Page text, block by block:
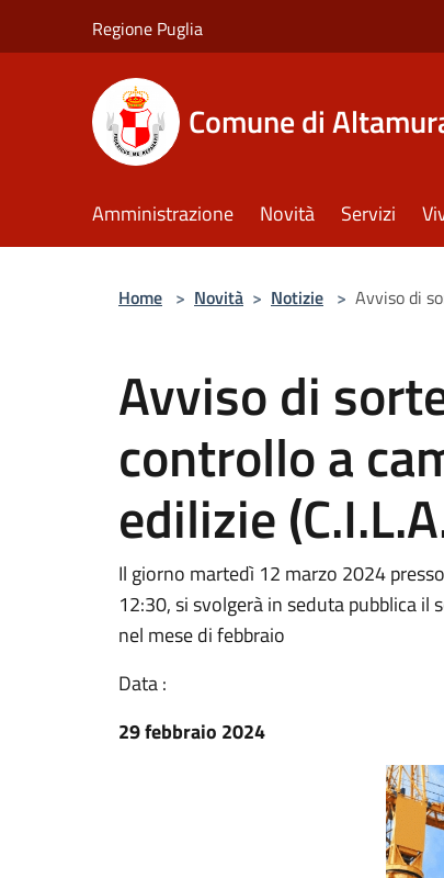
Regione Puglia
Comune di
Amministrazione Novità Servizi
Home > Novità > Notizie > Avviso di
Avviso di
controllo a
edilizie
Il giorno martedì 12 marzo 2024
12:30, si svolgerà in seduta pubblica
nel mese di febbraio
Data :
29 febbraio 2024